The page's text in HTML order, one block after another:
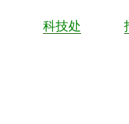
科技处